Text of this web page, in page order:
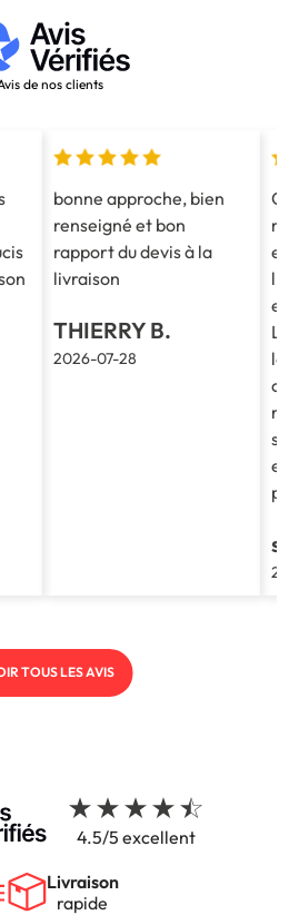
de nos clients
bonne approche, bien
renseigné et bon
rapport du devis à la
livraison
THIERRY B.
2026-07-28
est
et
La
le
et
TOUS LES AVIS
4.5/5 excellent
Livraison
rapide